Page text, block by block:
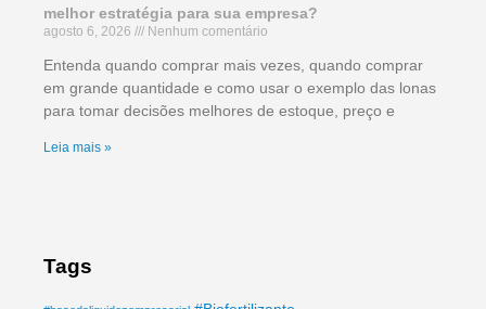
melhor estratégia para sua empresa?
agosto 6, 2026 Nenhum comentário
Entenda quando comprar mais vezes, quando comprar
em grande quantidade e como usar o exemplo das lonas
para tomar decisões melhores de estoque, preço e
Leia mais »
Tags